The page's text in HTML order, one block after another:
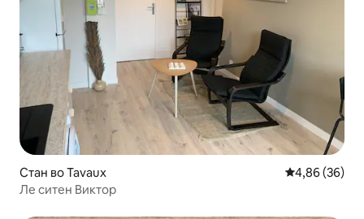
Стан во Tavaux Просечна
4,86 (36)
Ле ситен Виктор